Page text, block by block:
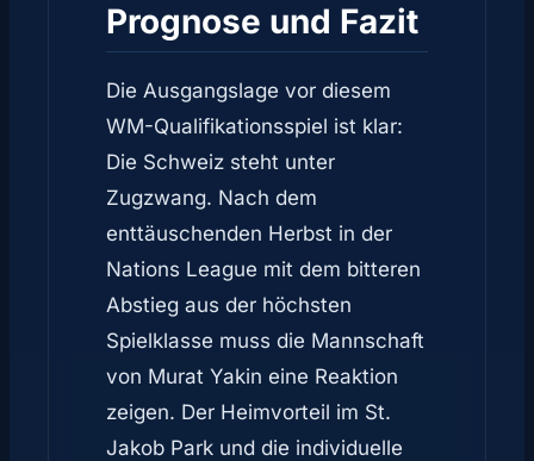
Prognose und Fazit
Die Ausgangslage vor diesem
WM-Qualifikationsspiel ist klar:
Die Schweiz steht unter
Zugzwang. Nach dem
enttäuschenden Herbst in der
Nations League mit dem bitteren
Abstieg aus der höchsten
Spielklasse muss die Mannschaft
von Murat Yakin eine Reaktion
zeigen. Der Heimvorteil im St.
Jakob Park und die individuelle